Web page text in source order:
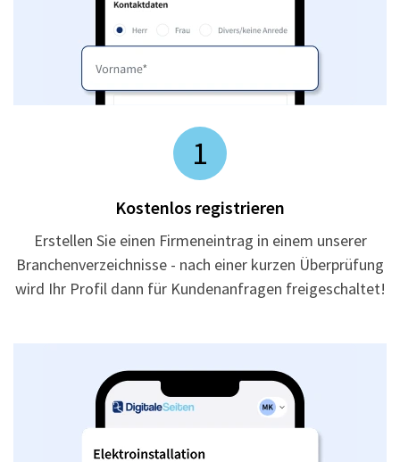
1
Kostenlos registrieren
Erstellen Sie einen Firmeneintrag in einem unserer
Branchenverzeichnisse - nach einer kurzen Überprüfung
wird Ihr Profil dann für Kundenanfragen freigeschaltet!